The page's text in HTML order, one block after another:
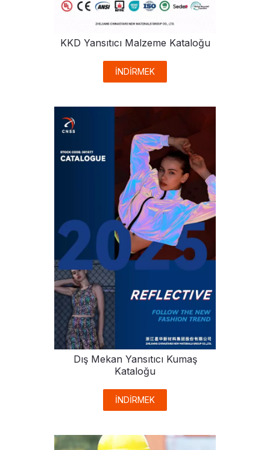
KKD Yansıtıcı Malzeme Kataloğu
İNDİRMEK
Dış Mekan Yansıtıcı Kumaş
Kataloğu
İNDİRMEK